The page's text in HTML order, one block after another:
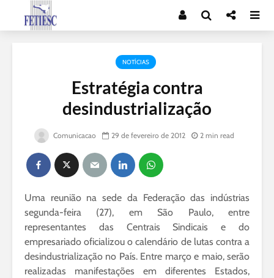
NOTÍCIAS
Estratégia contra
desindustrialização
Comunicacao 29 de fevereiro de 2012 2 min read
Uma reunião na sede da Federação das indústrias
segunda-feira (27), em São Paulo, entre
representantes das Centrais Sindicais e do
empresariado oficializou o calendário de lutas contra a
desindustrialização no País. Entre março e maio, serão
realizadas manifestações em diferentes Estados,